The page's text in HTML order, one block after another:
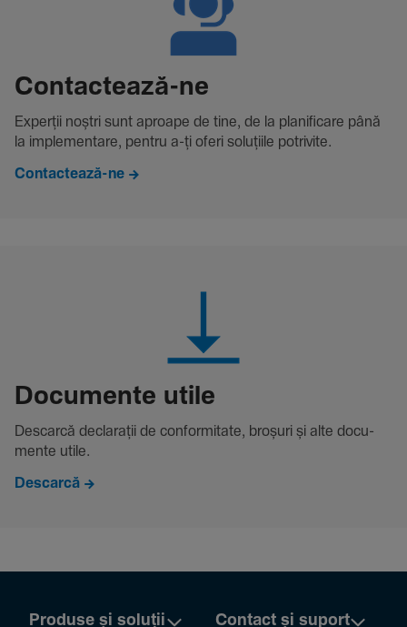
Contac­tează-ne
Experții noștri sunt aproape de tine, de la plani­fi­care până
la imple­men­tare, pentru a-ți oferi solu­țiile potri­vite.
Contactează-ne
Docu­mente utile
Descarcă decla­rații de conformitate, broșuri și alte docu­
mente utile.
Descarcă
Produse și soluții Contact și suport